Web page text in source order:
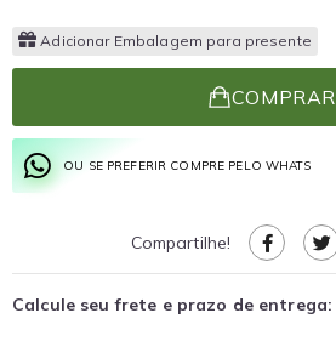
Adicionar Embalagem para presente
COMPRAR
OU SE PREFERIR COMPRE PELO WHATS
Compartilhe!
Calcule seu frete e prazo de entrega: